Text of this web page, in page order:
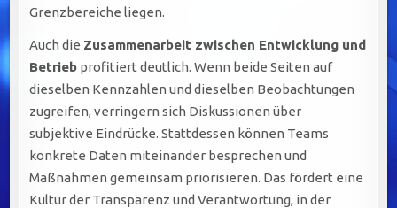
Grenzbereiche liegen.
Auch die Zusammenarbeit zwischen Entwicklung und
Betrieb profitiert deutlich. Wenn beide Seiten auf
dieselben Kennzahlen und dieselben Beobachtungen
zugreifen, verringern sich Diskussionen über
subjektive Eindrücke. Stattdessen können Teams
konkrete Daten miteinander besprechen und
Maßnahmen gemeinsam priorisieren. Das fördert eine
Kultur der Transparenz und Verantwortung, in der